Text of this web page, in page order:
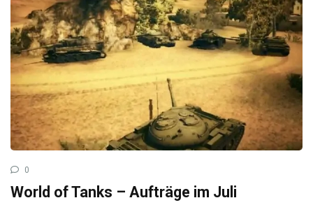
0
World of Tanks – Aufträge im Juli